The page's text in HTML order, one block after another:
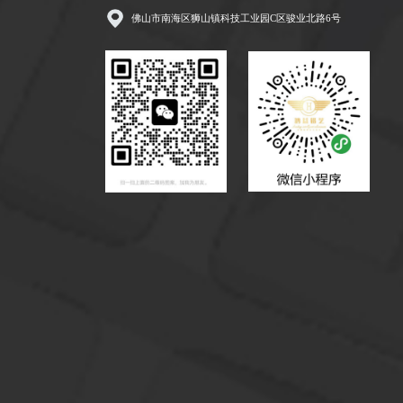
佛山市南海区狮山镇科技工业园C区骏业北路6号